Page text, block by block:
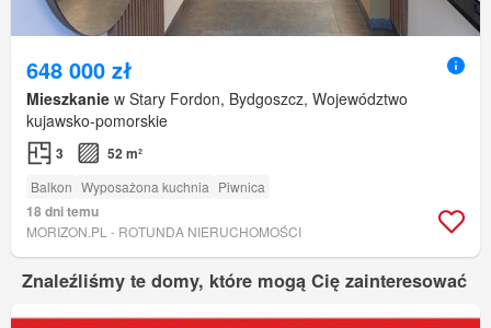
648 000 zł
Mieszkanie w Stary Fordon, Bydgoszcz, Województwo
kujawsko-pomorskie
3 52 m²
Balkon Wyposażona kuchnia Piwnica
18 dni temu
MORIZON.PL - ROTUNDA NIERUCHOMOŚCI
Znaleźliśmy te domy, które mogą Cię zainteresować